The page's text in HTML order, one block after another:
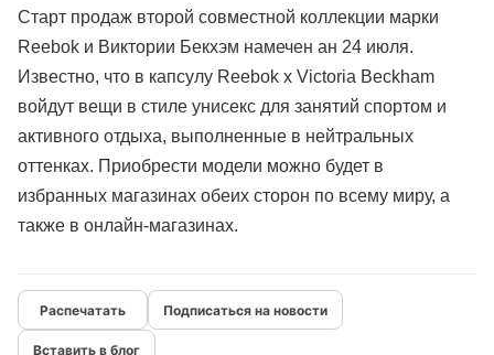
Старт продаж второй совместной коллекции марки
Reebok и Виктории Бекхэм намечен ан 24 июля.
Известно, что в капсулу Reebok x Victoria Beckham
войдут вещи в стиле унисекс для занятий спортом и
активного отдыха, выполненные в нейтральных
оттенках. Приобрести модели можно будет в
избранных магазинах обеих сторон по всему миру, а
также в онлайн-магазинах.
Подписаться на новости
Вставить в блог